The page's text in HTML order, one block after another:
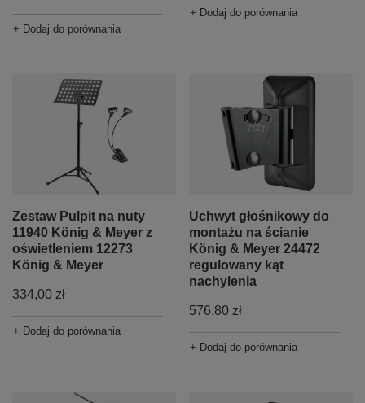
+ Dodaj do porównania
+ Dodaj do porównania
Zestaw Pulpit na nuty
11940 König & Meyer z
oświetleniem 12273
König & Meyer
334,00 zł
+ Dodaj do porównania
Uchwyt głośnikowy do
montażu na ścianie
König & Meyer 24472
regulowany kąt
nachylenia
576,80 zł
+ Dodaj do porównania